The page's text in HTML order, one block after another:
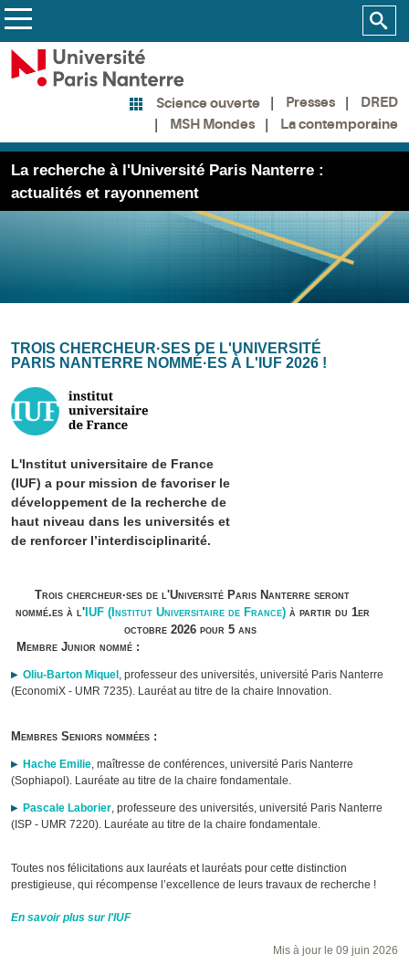
Science ouverte Presses
DRED
MSH Mondes
La contemporaine
La recherche à l'Université Paris Nanterre :
actualités et rayonnement
TROIS CHERCHEUR·SE​​​​​​​S DE L'UNIVERSITÉ
PARIS NANTERRE NOMMÉ·ES À L'IUF 2026 !
L'Institut universitaire de France
(IUF) a pour mission de favoriser le
développement de la recherche de
haut niveau dans les universités et
de renforcer l’interdisciplinarité.
Trois chercheur·ses de l'Université Paris Nanterre seront
nommé.es à l'IUF (Institut Universitaire de France)à partir du 1er
octobre 2026 pour 5 ans
Membre Junior nommé :
Oliu-Barton Miquel , professeur des universités, université Paris Nanterre
(EconomiX - UMR 7235). Lauréat au titre de la chaire Innovation.
Membres Seniors nommées :
Hache Emilie, maîtresse de conférences, université Paris Nanterre
(Sophiapol). Lauréate au titre de la chaire fondamentale.
Pascale Laborier, professeure des universités, université Paris Nanterre
(ISP - UMR 7220). Lauréate au titre de la chaire fondamentale.
Toutes nos félicitations aux lauréats et lauréats pour cette distinction
prestigieuse, qui récompense l’excellence de leurs travaux de recherche !
En savoir plus sur l'IUF
Mis à jour le 09 juin 2026